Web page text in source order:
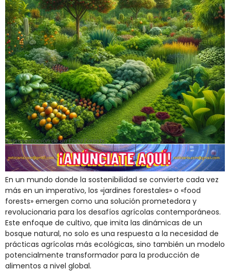
Representación de un Food Forests.
En un mundo donde la sostenibilidad se convierte cada vez
más en un imperativo, los «jardines forestales» o «food
forests» emergen como una solución prometedora y
revolucionaria para los desafíos agrícolas contemporáneos.
Este enfoque de cultivo, que imita las dinámicas de un
bosque natural, no solo es una respuesta a la necesidad de
prácticas agrícolas más ecológicas, sino también un modelo
potencialmente transformador para la producción de
alimentos a nivel global.